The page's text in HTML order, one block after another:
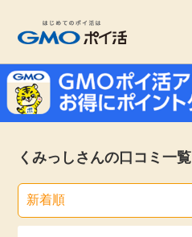
お知らせ
新着
サービスで探す
旅行・レンタカー
くみっしさんの口コミ一覧